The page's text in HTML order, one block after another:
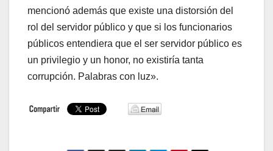
mencionó además que existe una distorsión del
rol del servidor público y que si los funcionarios
públicos entendiera que el ser servidor público es
un privilegio y un honor, no existiría tanta
corrupción. Palabras con luz».